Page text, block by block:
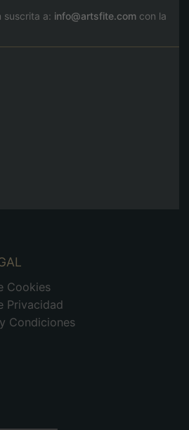
suscrita a: info@artsfite.com con la
Cookies
Privacidad
Condiciones